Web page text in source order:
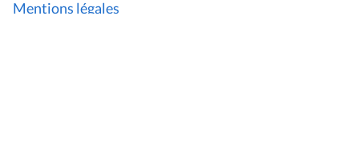
Mentions légales